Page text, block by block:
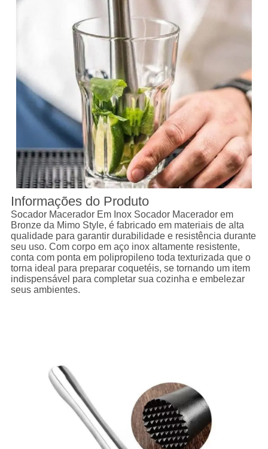
Informações do Produto
Socador Macerador Em Inox Socador Macerador em
Bronze da Mimo Style, é fabricado em materiais de alta
qualidade para garantir durabilidade e resistência durante
seu uso. Com corpo em aço inox altamente resistente,
conta com ponta em polipropileno toda texturizada que o
torna ideal para preparar coquetéis, se tornando um item
indispensável para completar sua cozinha e embelezar
seus ambientes.